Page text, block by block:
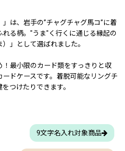
」は、岩手の”チャグチャグ馬コ”に着
る柄。"うま"く行くに通じる縁起の
」として選ばれました。
最小限のカード類をすっきりと収
ドケースです。着脱可能なリングチ
つけたりできます。
9文字名入れ対象商品